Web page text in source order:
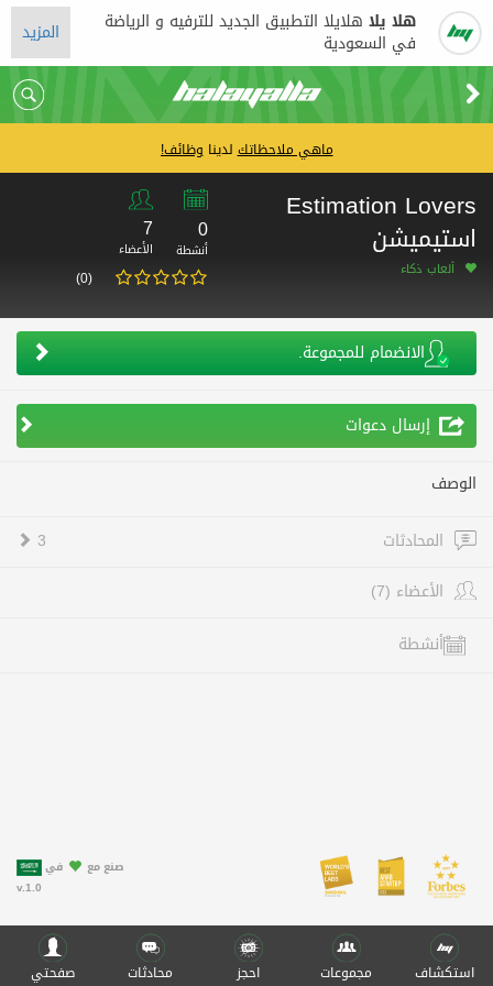
هلا يلا هلايلا التطبيق الجديد للترفيه و الرياضة
في السعودية المزيد
ماهي ملاحظاتكلديناوظائف!
Estimation Lovers
استيميشن
ألعاب ذكاء
0
أنشطة
7
الأعضاء
(0)
الانضمام للمجموعة.
إرسال دعوات
الوصف
المحادثات
3
الأعضاء (7)
أنشطة
صنع مع
في
v.1.0
استكشاف مجموعات احجز محادثات صفحتي